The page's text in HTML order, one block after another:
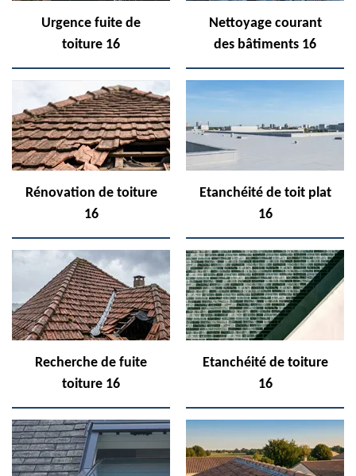
Urgence fuite de
toiture 16
Nettoyage courant
des bâtiments 16
Rénovation de toiture
16
Etanchéité de toit plat
16
Recherche de fuite
toiture 16
Etanchéité de toiture
16